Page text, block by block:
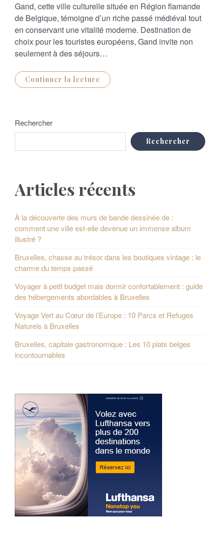
T
E
D
O
N
Gand, cette ville culturelle située en Région flamande
de Belgique, témoigne d’un riche passé médiéval tout
en conservant une vitalité moderne. Destination de
choix pour les touristes européens, Gand invite non
seulement à des séjours…
Continuer la lecture
Rechercher
Rechercher
Articles récents
À la découverte des murs de bande dessinée de :
comment une ville est-elle devenue un immense album
illustré ?
Bruxelles, chasse au trésor dans les boutiques vintage : le
charme du temps passé
Voyager à petit budget mais dormir confortablement : guide
des hébergements abordables à Bruxelles
Voyage Vert au Cœur de l’Europe : 10 Parcs et Refuges
Naturels à Bruxelles
Bruxelles, capitale gastronomique : Les 10 plats belges
incontournables